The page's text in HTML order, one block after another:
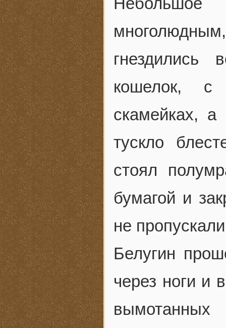
гнездились
кошелок, с
скамейках,
тускло
стоял
бумагой и
не
Белугин
через ноги и